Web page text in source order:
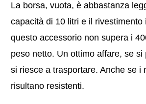
La borsa, vuota, è abbastanza
capacità di 10 litri e il rivestimento
questo accessorio non supera i
peso netto. Un ottimo affare, se si
si riesce a trasportare. Anche se i
risultano resistenti.